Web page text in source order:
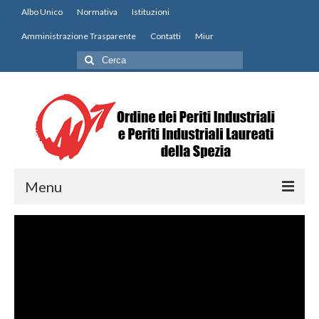
Albo Unico Normativa Istituzioni
Amministrazione Trasparente Contatti Miur
Cerca:
Menu